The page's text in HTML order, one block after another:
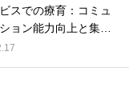
スでの療育：コミュ
ョン能力向上と集団
適応訓練」